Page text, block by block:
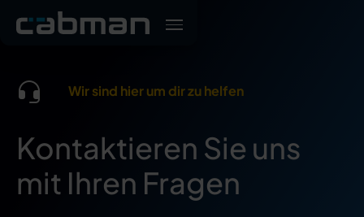
Wir sind hier um dir zu helfen
Kontaktieren Sie uns
mit Ihren Fragen